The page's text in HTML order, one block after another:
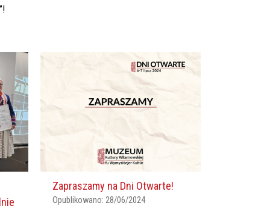
Zapraszamy na Dni Otwarte!
Opublikowano:28/06/2024